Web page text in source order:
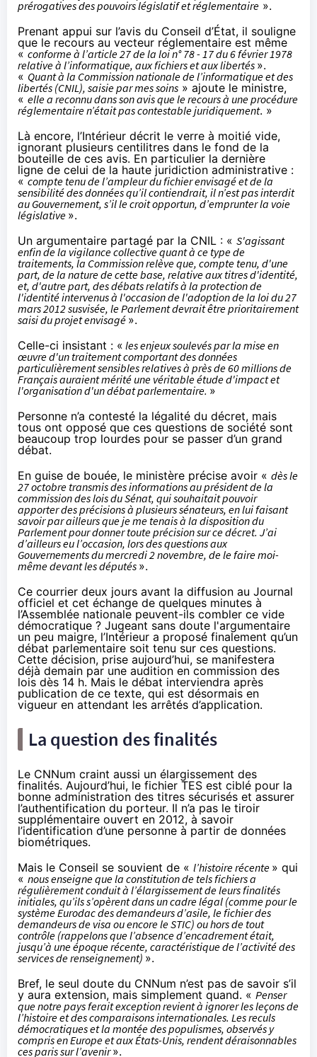
prérogatives des pouvoirs législatif et réglementaire ».
Prenant appui sur l’avis du Conseil d’État, il souligne
que le recours au vecteur réglementaire est même
« conforme à l’article 27 de la loi n° 78 - 17 du 6 février 1978
relative à l’informatique, aux fichiers et aux libertés ».
« Quant à la Commission nationale de l’informatique et des
libertés (CNIL), saisie par mes soins » ajoute le ministre,
« elle a reconnu dans son avis que le recours à une procédure
réglementaire n’était pas contestable juridiquement. »
Là encore, l’Intérieur décrit le verre à moitié vide,
ignorant plusieurs centilitres dans le fond de la
bouteille de ces avis. En particulier la dernière
ligne de celui de la haute juridiction administrative :
«compte tenu de l’ampleur du fichier envisagé et de la
sensibilité des données qu’il contiendrait, il n’est pas interdit
au Gouvernement, s’il le croit opportun, d’emprunter la voie
législative ».
Un argumentaire partagé par la CNIL : « S'agissant
enfin de la vigilance collective quant à ce type de
traitements, la Commission relève que, compte tenu, d'une
part, de la nature de cette base, relative aux titres d'identité,
et, d'autre part, des débats relatifs à la protection de
l'identité intervenus à l'occasion de l'adoption de la loi du 27
mars 2012 susvisée, le Parlement devrait être prioritairement
saisi du projet envisagé ».
Celle-ci insistant : « les enjeux soulevés par la mise en
œuvre d'un traitement comportant des données
particulièrement sensibles relatives à près de 60 millions de
Français auraient mérité une véritable étude d'impact et
l'organisation d'un débat parlementaire. »
Personne n’a contesté la légalité du décret, mais
tous ont opposé que ces questions de société sont
beaucoup trop lourdes pour se passer d’un grand
débat.
En guise de bouée, le ministère précise avoir « dès le
27 octobre transmis des informations au président de la
commission des lois du Sénat, qui souhaitait pouvoir
apporter des précisions à plusieurs sénateurs, en lui faisant
savoir par ailleurs que je me tenais à la disposition du
Parlement pour donner toute précision sur ce décret. J’ai
d’ailleurs eu l’occasion, lors des questions aux
Gouvernements du mercredi 2 novembre, de le faire moi-
même devant les députés ».
Ce courrier deux jours avant la diffusion au Journal
officiel et cet échange de quelques minutes à
l’Assemblée nationale peuvent-ils combler ce vide
démocratique ? Jugeant sans doute l'argumentaire
un peu maigre, l’Intérieur a proposé finalement qu’un
débat parlementaire soit tenu sur ces questions.
Cette décision, prise aujourd’hui, se manifestera
déjà demain par une audition en commission des
lois dès 14 h. Mais le débat interviendra après
publication de ce texte, qui est désormais en
vigueur en attendant les arrêtés d’application.
La question des finalités
Le CNNum craint aussi un élargissement des
finalités. Aujourd’hui, le fichier TES est ciblé pour la
bonne administration des titres sécurisés et assurer
l’authentification du porteur. Il n’a pas le tiroir
supplémentaire ouvert en 2012, à savoir
l’identification d’une personne à partir de données
biométriques.
Mais le Conseil se souvient de « l’histoire récente » qui
« nous enseigne que la constitution de tels fichiers a
régulièrement conduit à l’élargissement de leurs finalités
initiales, qu’ils s’opèrent dans un cadre légal (comme pour le
système Eurodac des demandeurs d’asile, le fichier des
demandeurs de visa ou encore le STIC) ou hors de tout
contrôle (rappelons que l’absence d’encadrement était,
jusqu’à une époque récente, caractéristique de l’activité des
services de renseignement) ».
Bref, le seul doute du CNNum n’est pas de savoir s’il
y aura extension, mais simplement quand. « Penser
que notre pays ferait exception revient à ignorer les leçons de
l’histoire et des comparaisons internationales. Les reculs
démocratiques et la montée des populismes, observés y
compris en Europe et aux États-Unis, rendent déraisonnables
ces paris sur l’avenir».